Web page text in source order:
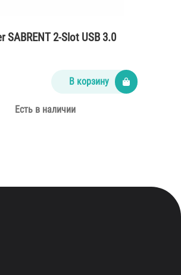
SABRENT 2-Slot USB 3.0
В корзину
Есть в наличии